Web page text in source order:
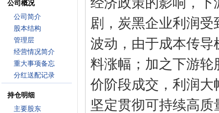
公司概况
公司简介
股本结构
管理层
经营情况简介
重大事项备忘
分红送配记录
持仓明细
主要股东
剧，炭黑企业利润
波动，由于成本传
料涨幅；加之下游
价阶段成交，利润
坚定贯彻可持续高